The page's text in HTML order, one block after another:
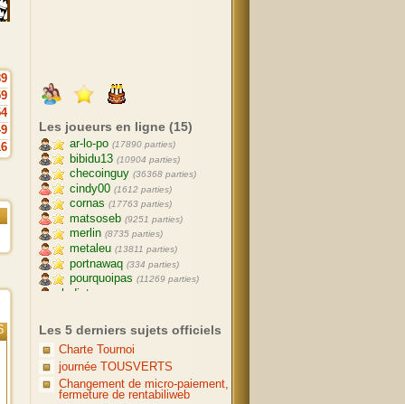
Les joueurs en ligne (15)
ar-lo-po (17890 parties)
bibidu13 (10904 parties)
checoinguy (36368 parties)
cindy00 (1612 parties)
cornas (17763 parties)
matsoseb (9251 parties)
merlin (8735 parties)
metaleu (13811 parties)
portnawaq (334 parties)
pourquoipas (11269 parties)
aladintn
mamorek (6229 parties)
yann20 (8290 parties)
Les 5 derniers sujets officiels
Charte Tournoi
journée TOUSVERTS
Changement de micro-paiement,
fermeture de rentabiliweb